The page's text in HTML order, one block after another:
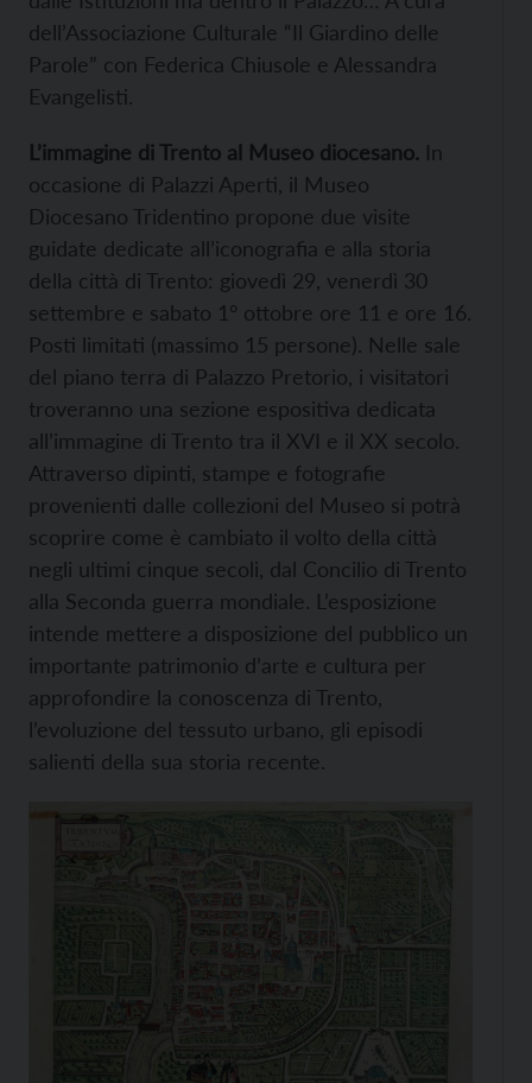
dell’Associazione Culturale “Il Giardino delle
Parole” con Federica Chiusole e Alessandra
Evangelisti.
L’immagine di Trento al Museo diocesano. In
occasione di Palazzi Aperti, il Museo
Diocesano Tridentino propone due visite
guidate dedicate all’iconografia e alla storia
della città di Trento: giovedì 29, venerdì 30
settembre e sabato 1° ottobre ore 11 e ore 16.
Posti limitati (massimo 15 persone). Nelle sale
del piano terra di Palazzo Pretorio, i visitatori
troveranno una sezione espositiva dedicata
all’immagine di Trento tra il XVI e il XX secolo.
Attraverso dipinti, stampe e fotografie
provenienti dalle collezioni del Museo si potrà
scoprire come è cambiato il volto della città
negli ultimi cinque secoli, dal Concilio di Trento
alla Seconda guerra mondiale. L’esposizione
intende mettere a disposizione del pubblico un
importante patrimonio d’arte e cultura per
approfondire la conoscenza di Trento,
l’evoluzione del tessuto urbano, gli episodi
salienti della sua storia recente.